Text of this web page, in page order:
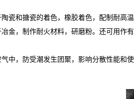
瓷和搪瓷的着色，橡胶着色，配制耐
金，制作耐火材料，研磨粉。还可用作
中，防受潮发生团聚，影响分散性能和